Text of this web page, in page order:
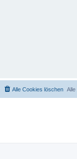
Alle
Alle Cookies löschen